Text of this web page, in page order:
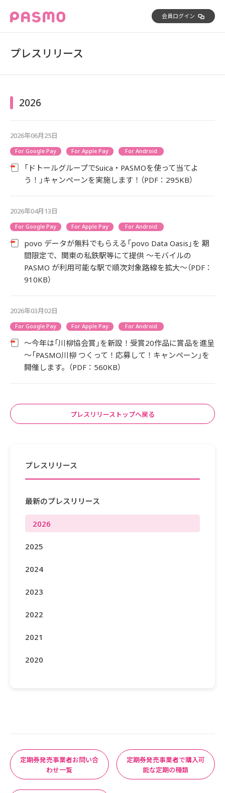
会員ログイン
プレスリリース
2026
2026年06月25日
For Google Pay For Apple Pay For Android
「ドトールグループでSuica・PASMOを使って当てよ
う！」キャンペーンを実施します！（PDF：295KB）
2026年04月13日
For Google Pay For Apple Pay For Android
povo データが無料でもらえる「povo Data Oasis」を 期
間限定で、関東の私鉄駅等にて提供 ～モバイルの
PASMO が利用可能な駅で順次対象路線を拡大～（PDF：
910KB）
2026年03月02日
For Google Pay For Apple Pay For Android
～今年は「川柳協会賞」を新設！受賞20作品に賞品を進呈
～「PASMO川柳 つくって！応募して！キャンペーン」を
開催します。（PDF：560KB）
プレスリリーストップへ戻る
プレスリリース
最新のプレスリリース
2026
2025
2024
2023
2022
2021
2020
定期券発売事業者お問い合
わせ一覧
定期券発売事業者で購入可
能な定期の種類